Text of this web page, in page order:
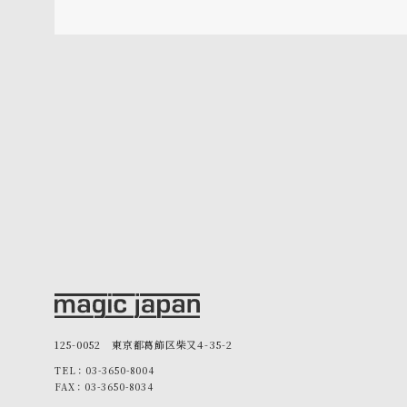
125-0052 東京都葛飾区柴又4-35-2
TEL：03-3650-8004
FAX：03-3650-8034